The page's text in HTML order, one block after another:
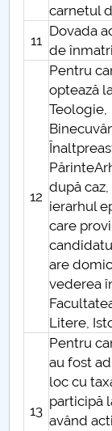
carnetul
11
Dovada
de
12
Pentru
optează
Teologie,
după caz,
ierarhul
care
are
vederea
Litere,
13
Pentru
au fost
loc cu
participă
având